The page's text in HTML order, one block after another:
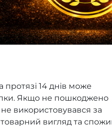
протязі 14 днів може
Якщо не пошкоджено
використовувався за
вигляд та